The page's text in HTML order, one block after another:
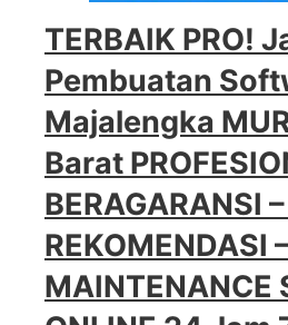
TERBAIK PRO!
Pembuatan
Majalengka
Barat
BERAGARANSI
REKOMENDASI
MAINTENANCE